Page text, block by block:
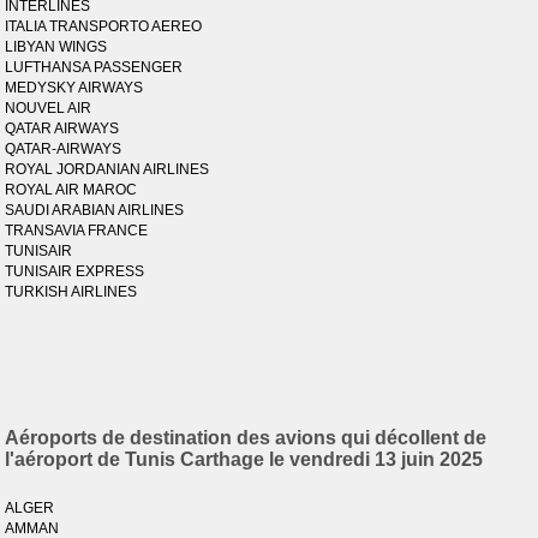
INTERLINES
ITALIA TRANSPORTO AEREO
LIBYAN WINGS
LUFTHANSA PASSENGER
MEDYSKY AIRWAYS
NOUVEL AIR
QATAR AIRWAYS
QATAR-AIRWAYS
ROYAL JORDANIAN AIRLINES
ROYAL AIR MAROC
SAUDI ARABIAN AIRLINES
TRANSAVIA FRANCE
TUNISAIR
TUNISAIR EXPRESS
TURKISH AIRLINES
Aéroports de destination des avions qui décollent de
l'aéroport de Tunis Carthage le vendredi 13 juin 2025
ALGER
AMMAN